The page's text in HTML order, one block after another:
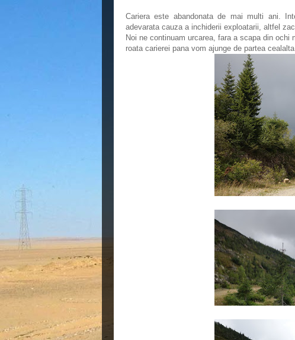
Cariera este abandonata de mai multi ani.
adevarata cauza a inchiderii exploatarii, altfel
Noi ne continuam urcarea, fara a scapa din
roata carierei pana vom ajunge de partea